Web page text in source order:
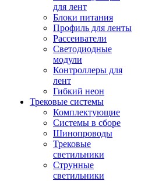
для лент
Блоки питания
Профиль для ленты
Рассеиватели
Светодиодные
модули
Контроллеры для
лент
Гибкий неон
Трековые системы
Комплектующие
Системы в сборе
Шинопроводы
Трековые
светильники
Струнные
светильники